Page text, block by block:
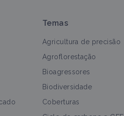
Portal temático Bioagressor
Temas
Agricultura de precisão
Agroflorestação
Bioagressores
Biodiversidade
Coberturas